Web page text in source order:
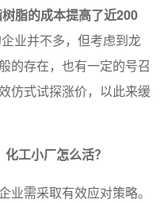
脂的成本提高了近200
业并不多，但考虑到龙
的存在，也有一定的号召
仿式试探涨价，以此来缓
工小厂怎么活？
业需采取有效应对策略。